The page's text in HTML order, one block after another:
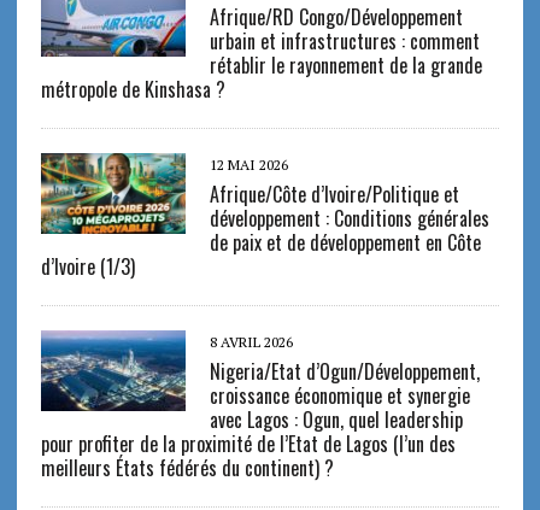
Afrique/RD Congo/Développement
urbain et infrastructures : comment
rétablir le rayonnement de la grande
métropole de Kinshasa ?
12 MAI 2026
Afrique/Côte d’Ivoire/Politique et
développement : Conditions générales
de paix et de développement en Côte
d’Ivoire (1/3)
8 AVRIL 2026
Nigeria/Etat d’Ogun/Développement,
croissance économique et synergie
avec Lagos : Ogun, quel leadership
pour profiter de la proximité de l’Etat de Lagos (l’un des
meilleurs États fédérés du continent) ?